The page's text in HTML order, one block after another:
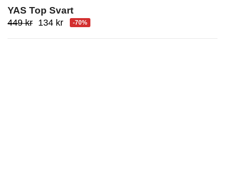
YAS Top Svart
449kr Ursprungligt
134 krAktuellt
-70%